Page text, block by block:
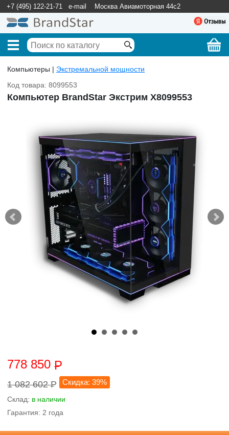
+7 (495) 122-21-71 e-mail Москва Авиамоторная 44с2
Компьютеры | Экстремальной мощности
Код товара: 8099553
Компьютер BrandStar Экстрим X8099553
778 850 P
1 082 602P Скидка: 39%
Склад: в наличии
Гарантия: 2 года